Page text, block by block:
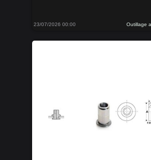
23/07/2026 00:00 Outillage